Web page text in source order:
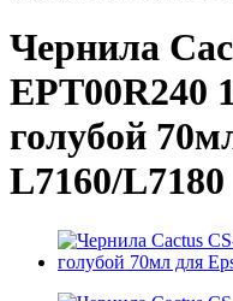
Чернила
EPT00R240
голубой
L7160/L7180